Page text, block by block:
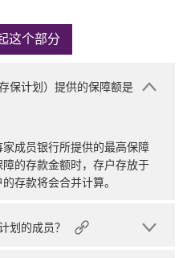
这个部分
保计划）提供的保障额是
成员银行所提供的最高保障
的存款金额时，存户存放于
存款将会合并计算。
划的成员？